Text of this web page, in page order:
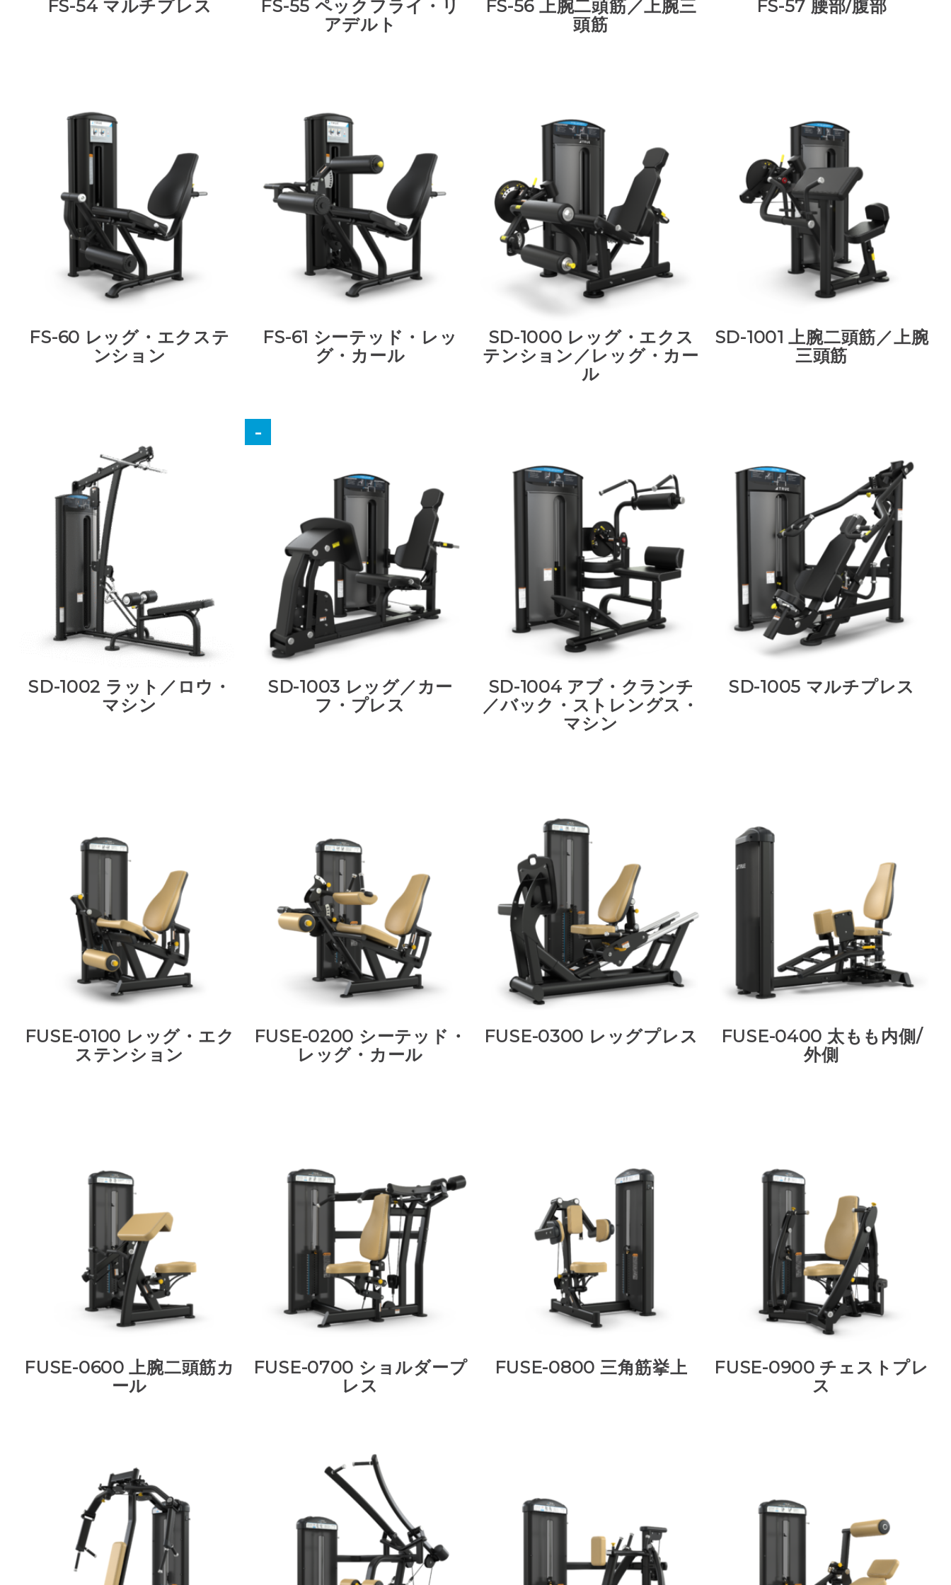
FS-54 マルチプレス
FS-55 ペックフライ・リ
アデルト
FS-56 上腕二頭筋／上腕三
頭筋
FS-57 腰部/腹部
FS-60 レッグ・エクステ
ンション
FS-61 シーテッド・レッ
グ・カール
SD-1000 レッグ・エクス
テンション／レッグ・カー
ル
SD-1001 上腕二頭筋／上腕
三頭筋
SD-1002 ラット／ロウ・
マシン
SD-1003 レッグ／カー
フ・プレス
SD-1004 アブ・クランチ
／バック・ストレングス・
マシン
SD-1005 マルチプレス
FUSE-0100 レッグ・エク
ステンション
FUSE-0200 シーテッド・
レッグ・カール
FUSE-0300 レッグプレス
FUSE-0400 太もも内側/
外側
FUSE-0600 上腕二頭筋カ
ール
FUSE-0700 ショルダープ
レス
FUSE-0800 三角筋挙上
FUSE-0900 チェストプレ
ス